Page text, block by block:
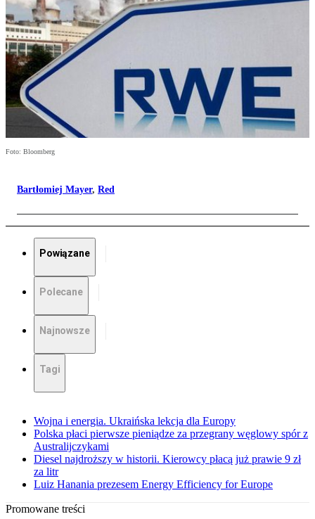
Foto: Bloomberg
Bartłomiej Mayer, Red
Powiązane
Polecane
Najnowsze
Tagi
Wojna i energia. Ukraińska lekcja dla Europy
Polska płaci pierwsze pieniądze za przegrany węglowy spór z
Australijczykami
Diesel najdroższy w historii. Kierowcy płacą już prawie 9 zł
za litr
Luiz Hanania prezesem Energy Efficiency for Europe
Promowane treści